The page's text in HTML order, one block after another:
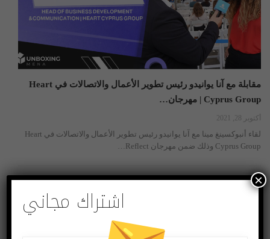
مقابلة مع آنا يوانيدو رئيس تطوير الأعمال والاتصالات في Heart
Cyprus Group | مهرجان…
أكتوبر 28, 2021
لقاء أنبوكسينغ مينا مع آنا يوانيدو رئيس تطوير الأعمال والاتصالات في Heart
Cyprus Group وذلك ضمن مهرجان Reflect…
فيديو اشتراك مجاني
×